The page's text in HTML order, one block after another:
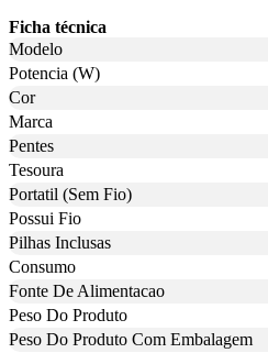
Ficha técnica
Modelo
Potencia (W)
Cor
Marca
Pentes
Tesoura
Portatil (Sem Fio)
Possui Fio
Pilhas Inclusas
Consumo
Fonte De Alimentacao
Peso Do Produto
Peso Do Produto Com Embalagem